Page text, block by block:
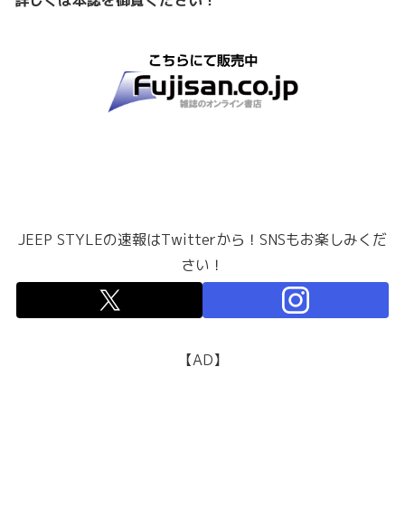
JEEP STYLEの速報はTwitterから！SNSもお楽しみくだ
さい！
【AD】